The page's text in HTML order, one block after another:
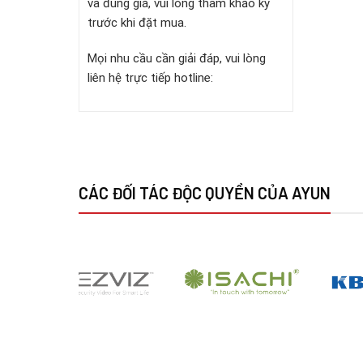
và đúng giá, vui lòng tham khảo kỹ
trước khi đặt mua.
Mọi nhu cầu cần giải đáp, vui lòng
liên hệ trực tiếp hotline:
CÁC ĐỐI TÁC ĐỘC QUYỀN CỦA AYUN